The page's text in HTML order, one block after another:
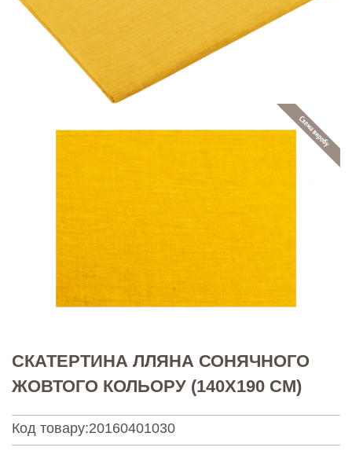
СКАТЕРТИНА ЛЛЯНА СОНЯЧНОГО
ЖОВТОГО КОЛЬОРУ (140Х190 СМ)
Код товару:20160401030